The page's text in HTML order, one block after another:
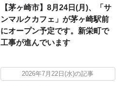
【茅ヶ崎市】8月24日(月)、「サ
ンマルクカフェ」が茅ヶ崎駅前
にオープン予定です。新栄町で
工事が進んでいます
2026年7月22日(水)の記事